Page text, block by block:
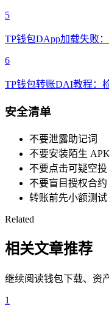
5
TP钱包DApp加载失败
6
TP钱包转账DAI教程：
安全清单
不要泄露助记词
不要安装陌生 APK
不要点击可疑空投
不要盲目授权合约
转账前先小额测试
Related
相关文章推荐
继续阅读钱包下载、资
1